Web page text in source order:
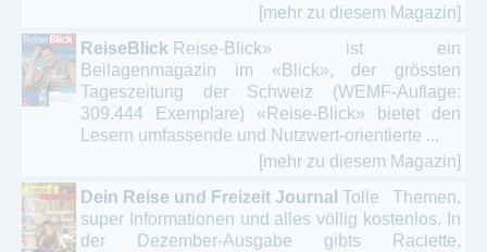
[mehr zu diesem Magazin]
ReiseBlick Reise-Blick» ist ein
Beilagenmagazin im «Blick», der grössten
Tageszeitung der Schweiz (WEMF-Auflage:
309.444 Exemplare) «Reise-Blick» bietet den
Lesern umfassende und Nutzwert-orientierte ...
[mehr zu diesem Magazin]
Dein Reise und Freizeit Journal Tolle Themen,
super Informationen und alles völlig kostenlos. In
der Dezember-Ausgabe gibts Raclette,